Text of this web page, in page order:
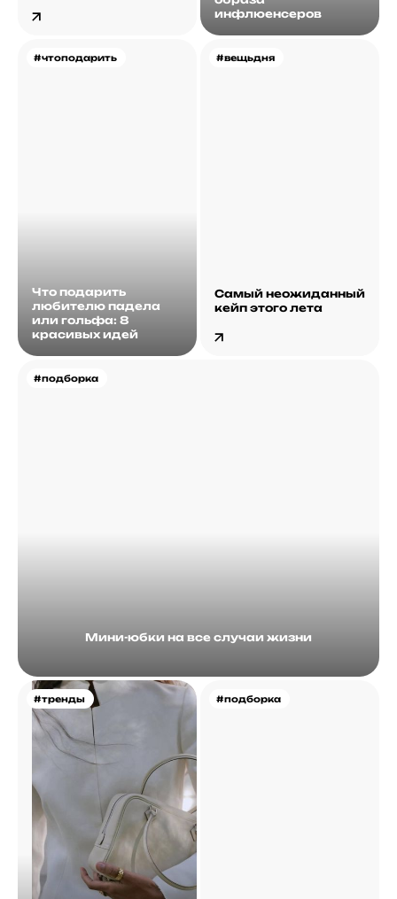
инфлюенсеров
#чтоподарить
Что подарить
любителю падела
или гольфа: 8
красивых идей
#подборка
Мини-юбки на все случаи жизни
#вещьдня
Самый неожиданный
кейп этого лета
#тренды #подборка